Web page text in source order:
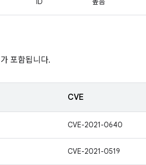
포함됩니다.
CVE
CVE-2021-0640
CVE-2021-0519